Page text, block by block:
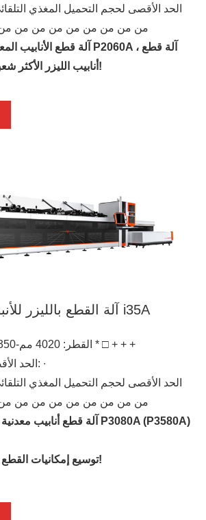
من من من من من من من من
أنابيب الليزر الأكثر شعبية من الليزر الذهبي!
آلة القطع بالليزر للأنبوب بقدرة كبيرة i35A
● القطر: 4020 مم-40350 مم ؛ □ 20*20 * □ + + +
● الحد الأقصى لطول الأنبوب: ∙
من من من من من من من من
توسيع إمكانيات القطع بالليزر لأقطار كبيرة!